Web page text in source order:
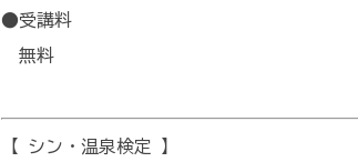
●受講料
無料
【 シン・温泉検定 】